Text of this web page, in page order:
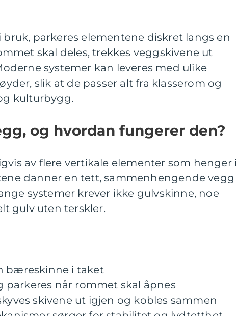
bruk, parkeres elementene diskret langs en
skal deles, trekkes veggskivene ut
systemer kan leveres med ulike
slik at de passer alt fra klasserom og
kulturbygg.
og hvordan fungerer den?
av flere vertikale elementer som henger i
danner en tett, sammenhengende vegg
systemer krever ikke gulvskinne, noe
gulv uten terskler.
bæreskinne i taket
parkeres når rommet skal åpnes
skivene ut igjen og kobles sammen